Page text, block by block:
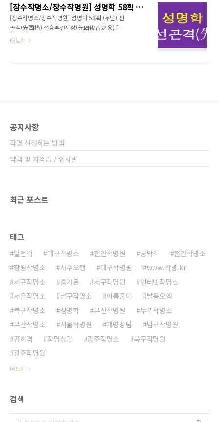
서 평복(平福)을 누릴 수가 있다. 이 數는 대체로
중년 이후에 ..
로 자기 삶에 회의를 느끼게 되며 자칫 삶을 포기
하려 할 것이다. 그러나 거기에서 멈춰서는 그간
의 노력마저 아무 보상없이 허무한 결과가 될 뿐
이므로 각오를 새롭게 해서 먼 앞날을 내다보고,
않고 모든 흉사를 견뎌낸 사람에게는 중년이후
[장수작명소/장수작명원] 성명학 58획 (무난) 선곤격(先困格) 선흉후길지상(先凶後吉之象)
[장수작명소/장수작명원] 성명학 58획 (무난) 선
곤격(先困格) 선흉후길지상(先凶後吉之象) [
후영격(後榮格), 무상운(無常運), 후복운(後福
이 그대가로 주어지게 된다. 다만 중도에서 초초
우유부단하며 다하지 않은 생활을 한다면, 뒤늦
게 찾아오는 복과 행운도 그냥 지나쳐 가고 결과
적으로는 인생을..
더보기
공지사항
작명 신청하는 방법
약력 및 자격증 / 인사말
최근 포스트
태그
발전격 대구작명소 천안작명원 궁박격
천안작명소
창원작명소
사주오행 대구작명원
www.작명.kr
서구작명소
흥가운 서구작명원
인터넷작명소
서울작명소
남구작명소 이름풀이
발음오행
북구작명소
성명학 부산작명원
누리작명소
부산작명소
서울작명원 개명상담
남구작명원
공허격
작명상담 광주작명소
북구작명원
광주작명원
더보기
검색